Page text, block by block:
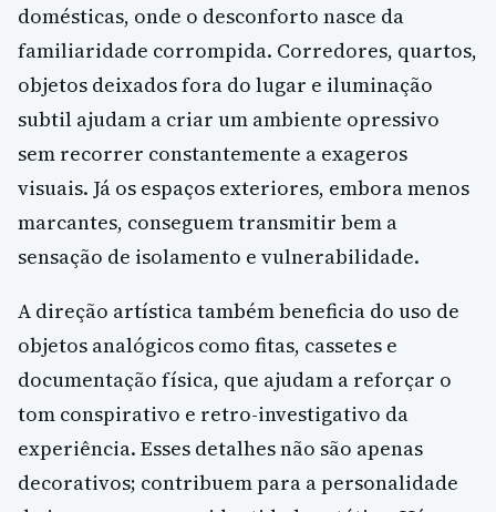
domésticas, onde o desconforto nasce da
familiaridade corrompida. Corredores, quartos,
objetos deixados fora do lugar e iluminação
subtil ajudam a criar um ambiente opressivo
sem recorrer constantemente a exageros
visuais. Já os espaços exteriores, embora menos
marcantes, conseguem transmitir bem a
sensação de isolamento e vulnerabilidade.
A direção artística também beneficia do uso de
objetos analógicos como fitas, cassetes e
documentação física, que ajudam a reforçar o
tom conspirativo e retro-investigativo da
experiência. Esses detalhes não são apenas
decorativos; contribuem para a personalidade